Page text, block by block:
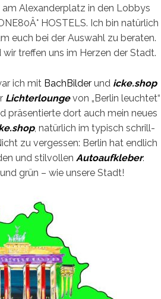
am Alexanderplatz in den Lobbys
HOSTELS. Ich bin natürlich
euch bei der Auswahl zu beraten.
treffen uns im Herzen der Stadt.
ich mit BachBilder und icke.shop
Lichterloungevon „Berlin leuchtet“
präsentierte dort auch mein neues
, natürlich im typisch schrill-
zu vergessen: Berlin hat endlich
und stilvollen Autoaufkleber.
grün – wie unsere Stadt!